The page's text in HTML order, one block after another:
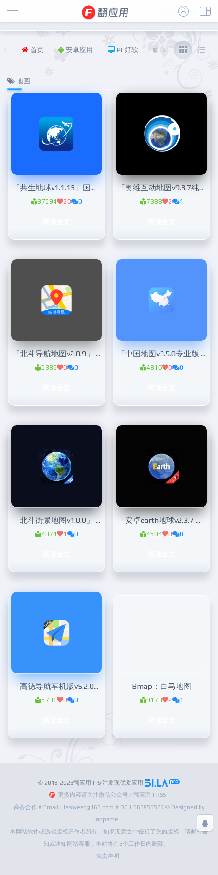
首页 安卓应用 PC好软 iOS 福利
地图
「共生地球v1.1.15」国产版谷歌地图
37594 20 0
「奥维互动地图v9.3.7纯净版」可看谷歌卫星地图
7388 2 1
「北斗导航地图v2.8.9」 集成主流地图聚合
5386 0 0
「中国地图v3.5.0专业版 古」今中外/交通旅游等全能地图
4816 0 0
「北斗街景地图v1.0.0」 街景地图
4874 1 0
「安卓earth地球v2.3.7 绿化版」 谷歌地球
4504 0 0
「高德导航车机版v5.2.0」车载地图导航
5731 0 0
Bmap：白马地图
9173 2 1
© 2018-2023翻应用 | 专注发现优质应用
更多内容请关注微信公众号 / 翻应用 | RSS
商务合作 # Email | lasweet@163.com # QQ | 563955587 © Designed by
iappsme
本网站软件或游戏版权归作者所有，如果无意之中侵犯了您的版权，请邮件告
知或通知网站客服，本站将在3个工作日内删除。
免责声明